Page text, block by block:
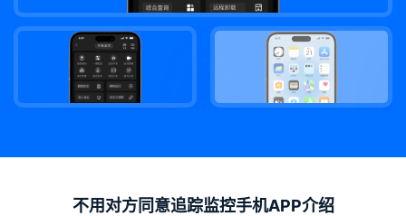
不用对方同意追踪监控手机APP介绍